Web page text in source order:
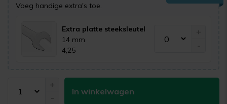
Voeg handige extra's toe.
Extra platte steeksleutel
14 mm
4,25
In winkelwagen